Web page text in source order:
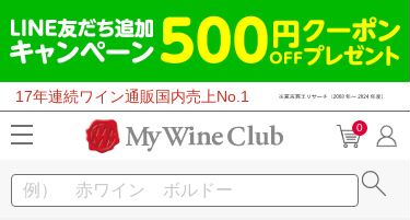
17年連続ワイン通販国内売上No.1
0